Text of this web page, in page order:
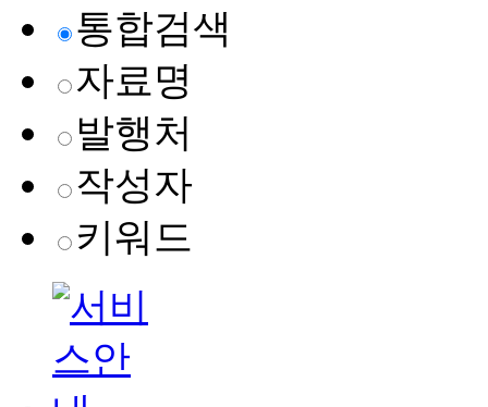
통합검색
자료명
발행처
작성자
키워드